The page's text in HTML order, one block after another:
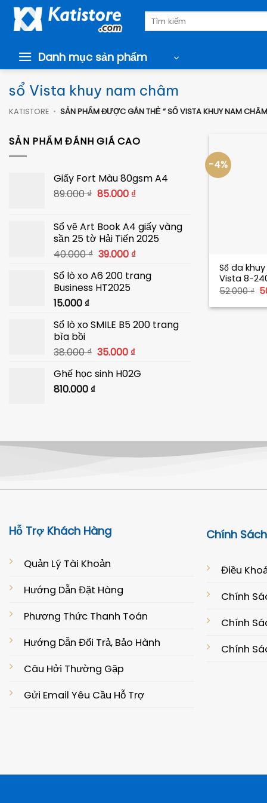
Chuyển
đến
dung
Tìm
Danh mục sản phẩm
sổ Vista khuy nam châm
KATISTORE • SẢN PHẨM ĐƯỢC GẮN THẺ “ SỔ VISTA KHUY NAM
SẢN PHẨM ĐÁNH GIÁ CAO
Giấy Fort Màu 80gsm A4
89.000₫ Giá
89.000 ₫.
85.000 ₫Giá
là:
85.000 ₫.
Sổ vẽ Art Book A4 giấy vàng
sần 25 tờ Hải Tiến 2025
40.000₫ Giá
là:
40.000 ₫.
39.000 ₫Giá
tại
Sổ lò xo A6 200 trang
Business HT2025
15.000 ₫
Sổ lò xo SMILE B5 200 trang
bìa bồi
38.000₫ Giá
là:
35.000 ₫Giá
tại
Ghế học sinh H02G
810.000 ₫
-4%
Sổ da
Vista 8-
52.000₫
Hỗ Trợ Khách Hàng
Quản Lý Tài Khoản
Hướng Dẫn Đặt Hàng
Phương Thức Thanh Toán
Hướng Dẫn Đổi Trả, Bảo Hành
Câu Hởi Thường Gặp
Gửi Email Yêu Cầu Hỗ Trợ
Chính
Điều
Chính
Chính
Chính